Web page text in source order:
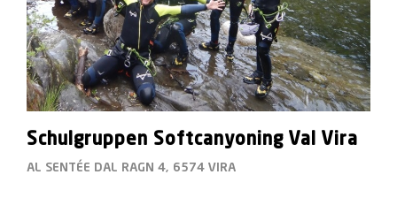
Schulgruppen Softcanyoning Val Vira
AL SENTÉE DAL RAGN 4, 6574 VIRA